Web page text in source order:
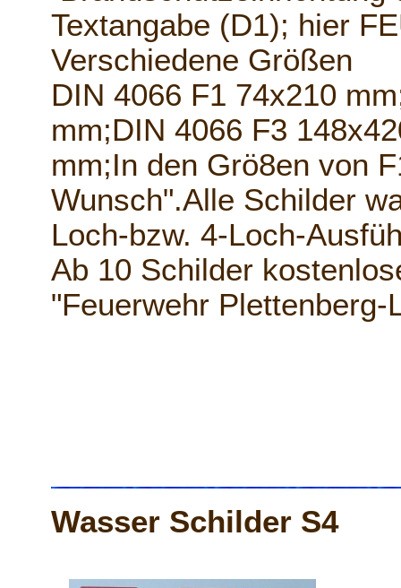
Textangabe (D1); hier
Verschiedene Größen
DIN 4066 F1 74x210
mm;DIN 4066 F3
mm;In den Grö8en von
Wunsch".Alle Schilder
Loch-bzw. 4-Loch-
Ab 10 Schilder
"Feuerwehr Plettenberg-
Wasser Schilder S4